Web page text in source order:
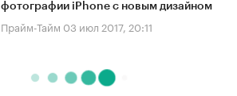
фотографии iPhone с новым дизайном
Прайм-Тайм 03 июл 2017, 20:11